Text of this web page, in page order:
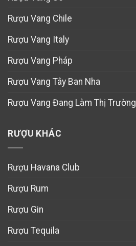
Rượu Vang Chile
Rượu Vang Italy
Rượu Vang Pháp
Rượu Vang Tây Ban Nha
Rượu Vang Đang Làm Thị Trường
RƯỢU KHÁC
Rượu Havana Club
Rượu Rum
Rượu Gin
Rượu Tequila